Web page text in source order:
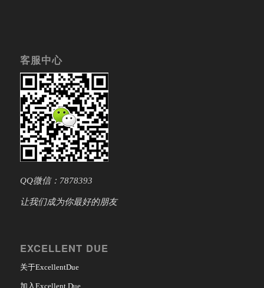
客服中心
QQ微信：7878393
让我们成为你最好的朋友
EXCELLENT DUE
关于ExcellentDue
加入Excellent Due